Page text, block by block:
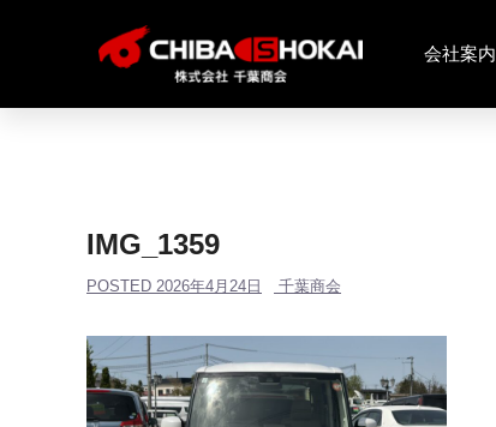
会社案内
IMG_1359
POSTED 2026年4月24日 千葉商会